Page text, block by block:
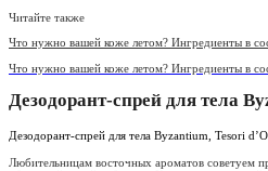
Читайте также
Что нужно вашей коже летом? Ингредиенты в
Что нужно вашей коже летом? Ингредиенты в
Дезодорант-спрей для тела
Дезодорант-спрей для тела Byzantium, Tesori
Любительницам восточных ароматов советуем